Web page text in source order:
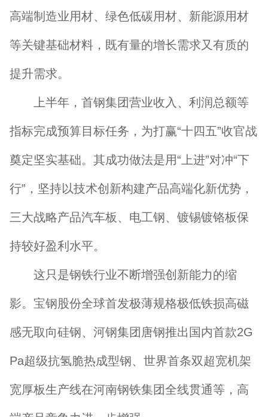
高端制造业用材、绿色低碳用材、新能源用材
等关键基础材料，既有量的增长需求又有质的
提升需求。
上半年，首钢集团营业收入、利润总额等
指标完成预算目标任务，为打赢“十四五”收官战
奠定坚实基础。其成功做法是用“上进”对冲“下
行”，坚持以技术创新构建产品高端化新优势，
三大战略产品汽车板、电工钢、镀锡镀铬板保
持较好盈利水平。
这只是钢铁行业不断增强创新能力的缩
影。宝钢股份全球首发极薄规格极低铁损高磁
感无取向硅钢、河钢集团唐钢推出国内首款2G
Pa超级抗氢脆热成型钢、世界首条双超宽机架
宽厚板生产线在河南钢铁集团全线贯通等，高